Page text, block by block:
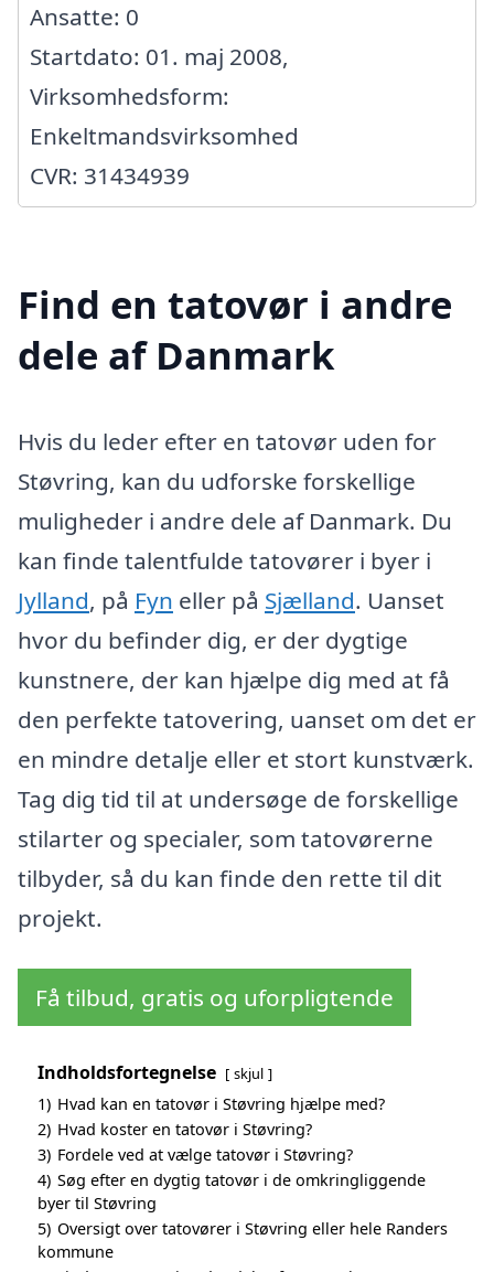
Ansatte: 0
Startdato: 01. maj 2008,
Virksomhedsform:
Enkeltmandsvirksomhed
CVR: 31434939
Find en tatovør i andre
dele af Danmark
Hvis du leder efter en tatovør uden for
Støvring, kan du udforske forskellige
muligheder i andre dele af Danmark. Du
kan finde talentfulde tatovører i byer i
Jylland, på Fyn eller på Sjælland. Uanset
hvor du befinder dig, er der dygtige
kunstnere, der kan hjælpe dig med at få
den perfekte tatovering, uanset om det er
en mindre detalje eller et stort kunstværk.
Tag dig tid til at undersøge de forskellige
stilarter og specialer, som tatovørerne
tilbyder, så du kan finde den rette til dit
projekt.
Få tilbud, gratis og uforpligtende
Indholdsfortegnelse skjul
1) Hvad kan en tatovør i Støvring hjælpe med?
2) Hvad koster en tatovør i Støvring?
3) Fordele ved at vælge tatovør i Støvring?
4) Søg efter en dygtig tatovør i de omkringliggende
byer til Støvring
5) Oversigt over tatovører i Støvring eller hele Randers
kommune